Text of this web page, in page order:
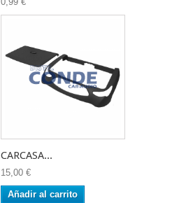
CARCASA...
15,00 €
Añadir al carrito